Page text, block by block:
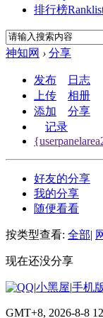
排行榜
神知网 › 分享
发布
日志
上传
相册
添加
分享
记录
好友的分享
我的分享
随便看看
按类型查看: 全部|
现在还没分享
|小黑屋|手机
GMT+8, 2026-8-8